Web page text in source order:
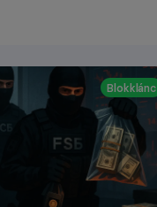
Blokklánc